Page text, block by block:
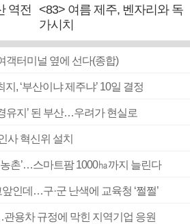
역전
<83> 여름 제주, 벤자리와 독
가시치
객터미널 옆에 선다(종합)
, ‘부산이냐 제주냐’ 10일 결정
유지’ 된 부산…우려가 현실로
사 혁신위 설치
촌’…스마트팜 1000㏊까지 늘린다
인데…구·군 난색에 교육청 ‘쩔쩔’
용차 규정에 막힌 지역기업 응원